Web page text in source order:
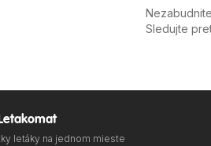
Sledujte
letáky na jednom mieste